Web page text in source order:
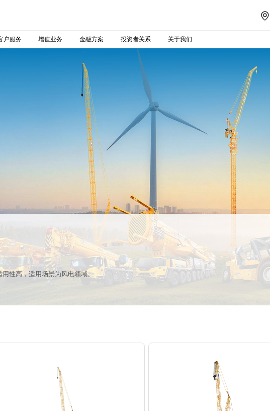

户服务 增值业务 金融方案 投资者关系 关于我们
性高，适用场景为风电领域。